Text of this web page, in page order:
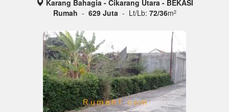
Karang Bahagia - Cikarang Utara - BEKASI
Rumah - 629 Juta - Lt/Lb: 72/36m2